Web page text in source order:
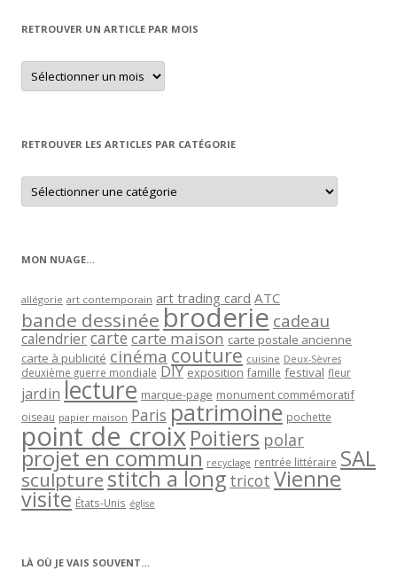
RETROUVER UN ARTICLE PAR MOIS
Retrouver
un
article
RETROUVER LES ARTICLES PAR CATÉGORIE
Retrouver
les
articles
MON NUAGE…
allégorie art contemporain art trading card ATC
bande dessinée broderie cadeau
calendriercartecarte maison carte postale ancienne
carte à publicité cinéma couture cuisine Deux-Sèvres
deuxième guerre mondiale DIY exposition famille festival fleur
jardin lecture marque-page monument commémoratif
oiseau papier maison Paris patrimoine pochette
point de croixPoitiers polar
projet en commun recyclage rentrée littéraire SAL
sculpturestitch a long tricot Vienne
visite États-Unis église
LÀ OÙ JE VAIS SOUVENT…